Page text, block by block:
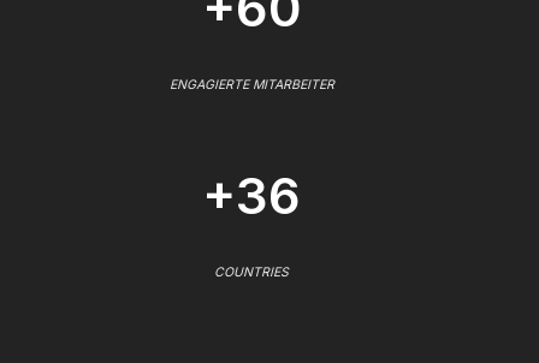
ENGAGIERTE MITARBEITER
+36
COUNTRIES